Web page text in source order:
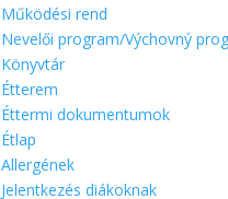
Működési rend
Nevelői program/Výchovný
Könyvtár
Étterem
Éttermi dokumentumok
Étlap
Allergének
Jelentkezés diákoknak